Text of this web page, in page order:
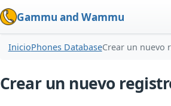
Gammu and Wammu
InicioPhones DatabaseCrear un nuevo
Crear un nuevo